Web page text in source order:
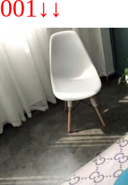
001↓↓